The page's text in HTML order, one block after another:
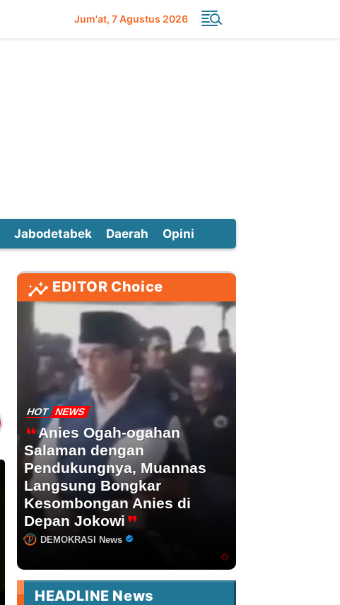
Jum'at 7 Agustus 2026
Jabodetabek Daerah Opini
EDITOR Choice
HOT NEWS
Anies Ogah-ogahan
Salaman dengan
Pendukungnya, Muannas
Langsung Bongkar
Kesombongan Anies di
Depan Jokowi
DEMOKRASI News
HEADLINE News